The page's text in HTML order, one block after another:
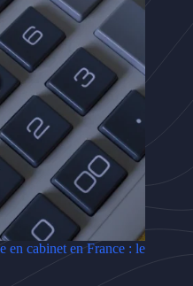
en cabinet en France : le